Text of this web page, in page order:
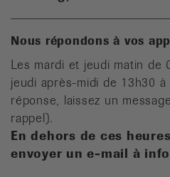
Nous répondons à vos
Les mardi et jeudi matin de
jeudi après-midi de 13h30
réponse, laissez un
rappel).
En dehors de ces
envoyer un e-mail à